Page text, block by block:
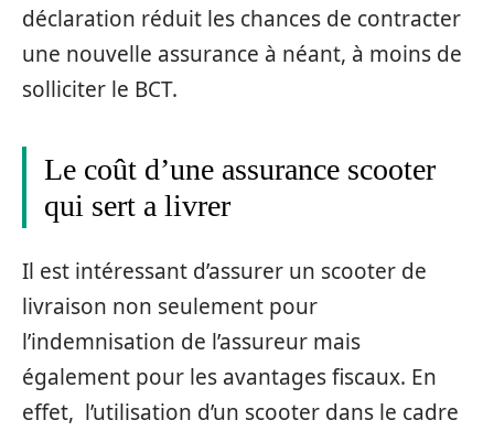
déclaration réduit les chances de contracter
une nouvelle assurance à néant, à moins de
solliciter le BCT.
Le coût d’une assurance scooter
qui sert a livrer
Il est intéressant d’assurer un scooter de
livraison non seulement pour
l’indemnisation de l’assureur mais
également pour les avantages fiscaux. En
effet, l’utilisation d’un scooter dans le cadre